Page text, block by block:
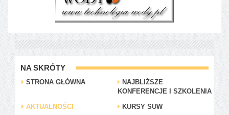
NA SKRÓTY
STRONA GŁÓWNA
NAJBLIŻSZE
KONFERENCJE I SZKOLENIA
AKTUALNOŚCI
KURSY SUW